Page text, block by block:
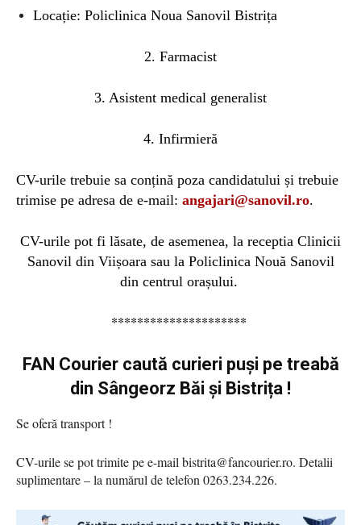
Locație: Policlinica Noua Sanovil Bistrița
2. Farmacist
3. Asistent medical generalist
4. Infirmieră
CV-urile trebuie sa conțină poza candidatului și trebuie
trimise pe adresa de e-mail: angajari@sanovil.ro.
CV-urile pot fi lăsate, de asemenea, la receptia Clinicii
Sanovil din Viișoara sau la Policlinica Nouă Sanovil
din centrul orașului.
*********************
FAN Courier caută curieri puși pe treabă
din Sângeorz Băi și Bistrița !
Se oferă transport !
CV-urile se pot trimite pe e-mail bistrita@fancourier.ro. Detalii
suplimentare – la numărul de telefon 0263.234.226.